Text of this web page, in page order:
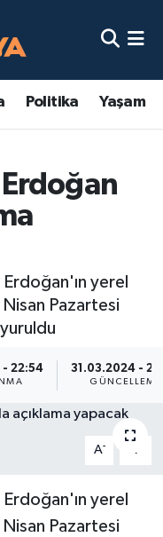
Politika Yaşam
yerel
Nisan Pazartesi
- 22:54 31.03.2024 -
GÜNCELLEME
A- A
yerel
Nisan Pazartesi
ve Fikstür